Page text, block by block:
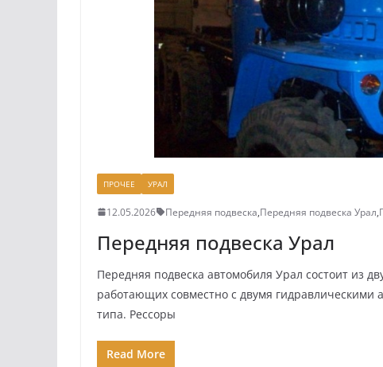
ПРОЧЕЕ УРАЛ
12.05.2026 Передняя подвеска,Передняя подвеска Урал,
Передняя подвеска Урал
Передняя подвеска автомобиля Урал состоит из
работающих совместно с двумя гидравлическими
типа. Рессоры
Read More